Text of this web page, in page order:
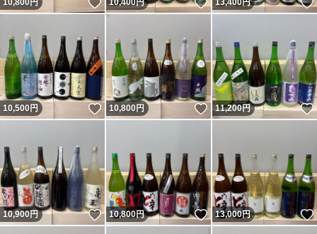
10,800円 いいね！
10,400円 いいね！
13,400円
10,500円 いいね！
10,800円 いいね！
11,200円
10,900円 いいね！
10,800円 いいね！
13,000円